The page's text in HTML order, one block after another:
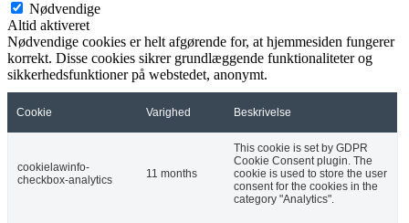
Nødvendige
Altid aktiveret
Nødvendige cookies er helt afgørende for, at hjemmesiden fungerer
korrekt. Disse cookies sikrer grundlæggende funktionaliteter og
sikkerhedsfunktioner på webstedet, anonymt.
Cookie Varighed Beskrivelse
cookielawinfo-
checkbox-analytics
11 months
This cookie is set by GDPR
Cookie Consent plugin. The
cookie is used to store the user
consent for the cookies in the
category "Analytics".